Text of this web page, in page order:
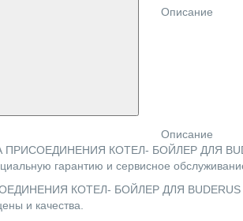
Описание
Описание
ПРИСОЕДИНЕНИЯ КОТЕЛ- БОЙЛЕР ДЛЯ
гарантию и сервисное
КОТЕЛ- БОЙЛЕР ДЛЯ BUDERUS
и качества.